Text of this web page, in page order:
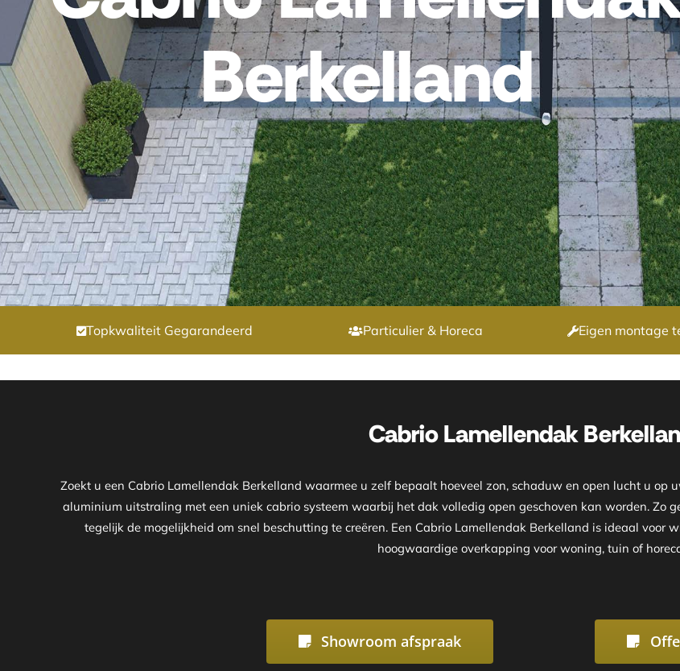
Berkelland
Topkwaliteit Gegarandeerd Particulier & Horeca Eigen montage
Onze showroom is
Cabrio Lamellendak
Zoekt u een Cabrio Lamellendak Berkelland waarmee u zelf bepaalt hoeveel zon, schaduw en open lucht u
aluminium uitstraling met een uniek cabrio systeem waarbij het dak volledig open geschoven kan worden. Zo
tegelijk de mogelijkheid om snel beschutting te creëren. Een Cabrio Lamellendak Berkelland is ideaal voor
hoogwaardige overkapping voor woning, tuin of
Showroom afspraak